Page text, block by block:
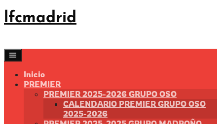
Saltar
al
lfcmadrid
Inicio
PREMIER
PREMIER 2025-2026 GRUPO OSO
CALENDARIO PREMIER GRUPO OSO
2025-2026